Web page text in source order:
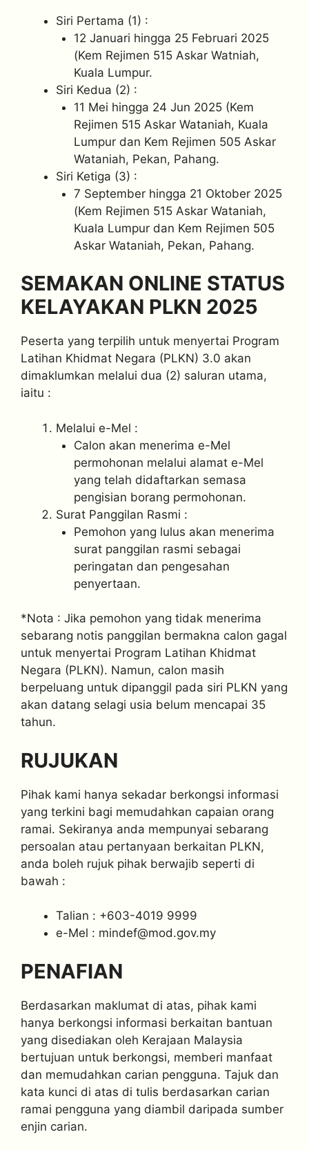
Siri Pertama (1) :
12 Januari hingga 25 Februari 2025
(Kem Rejimen 515 Askar Watniah,
Kuala Lumpur.
Siri Kedua (2) :
11 Mei hingga 24 Jun 2025 (Kem
Rejimen 515 Askar Wataniah, Kuala
Lumpur dan Kem Rejimen 505 Askar
Wataniah, Pekan, Pahang.
Siri Ketiga (3) :
7 September hingga 21 Oktober 2025
(Kem Rejimen 515 Askar Wataniah,
Kuala Lumpur dan Kem Rejimen 505
Askar Wataniah, Pekan, Pahang.
SEMAKAN ONLINE STATUS
KELAYAKAN PLKN 2025
Peserta yang terpilih untuk menyertai Program
Latihan Khidmat Negara (PLKN) 3.0 akan
dimaklumkan melalui dua (2) saluran utama,
iaitu :
Melalui e-Mel :
Calon akan menerima e-Mel
permohonan melalui alamat e-Mel
yang telah didaftarkan semasa
pengisian borang permohonan.
Surat Panggilan Rasmi :
Pemohon yang lulus akan menerima
surat panggilan rasmi sebagai
peringatan dan pengesahan
penyertaan.
*Nota : Jika pemohon yang tidak menerima
sebarang notis panggilan bermakna calon gagal
untuk menyertai Program Latihan Khidmat
Negara (PLKN). Namun, calon masih
berpeluang untuk dipanggil pada siri PLKN yang
akan datang selagi usia belum mencapai 35
tahun.
RUJUKAN
Pihak kami hanya sekadar berkongsi informasi
yang terkini bagi memudahkan capaian orang
ramai. Sekiranya anda mempunyai sebarang
persoalan atau pertanyaan berkaitan PLKN,
anda boleh rujuk pihak berwajib seperti di
bawah :
Talian : +603-4019 9999
e-Mel : mindef@mod.gov.my
PENAFIAN
Berdasarkan maklumat di atas, pihak kami
hanya berkongsi informasi berkaitan bantuan
yang disediakan oleh Kerajaan Malaysia
bertujuan untuk berkongsi, memberi manfaat
dan memudahkan carian pengguna. Tajuk dan
kata kunci di atas di tulis berdasarkan carian
ramai pengguna yang diambil daripada sumber
enjin carian.